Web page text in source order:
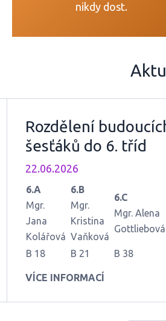
nikdy dost.
Rozdělení
šesťáků do 6. tříd
22.06.2026
6.A
Mgr.
Jana
Kolářová
6.B
Mgr.
Kristina
Vaňková
6.C
Mgr. Alena
Gottliebová
B 18
B 14
B 71
B 72
B 21
B 23
B 24
B 38
B 41
VÍCE INFORMACÍ